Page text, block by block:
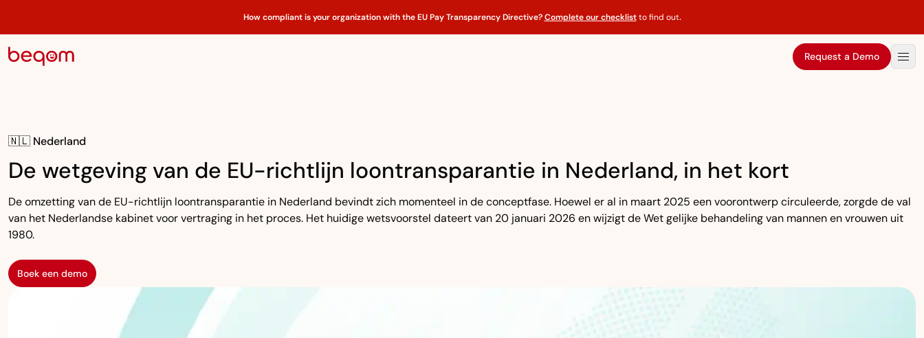
How compliant is your organization with the EU Pay Transparency Directive?Complete our checklistto find out.
Request a Demo
🇳🇱 Nederland
De wetgeving van de EU-richtlijn loontransparantie in Nederland, in het kort
De omzetting van de EU-richtlijn loontransparantie in Nederland bevindt zich momenteel in de conceptfase. Hoewel er al in maart 2025 een voorontwerp circuleerde, zorgde de val
van het Nederlandse kabinet voor vertraging in het proces. Het huidige wetsvoorstel dateert van 20 januari 2026 en wijzigt de Wet gelijke behandeling van mannen en vrouwen uit
1980.
Boek een demo